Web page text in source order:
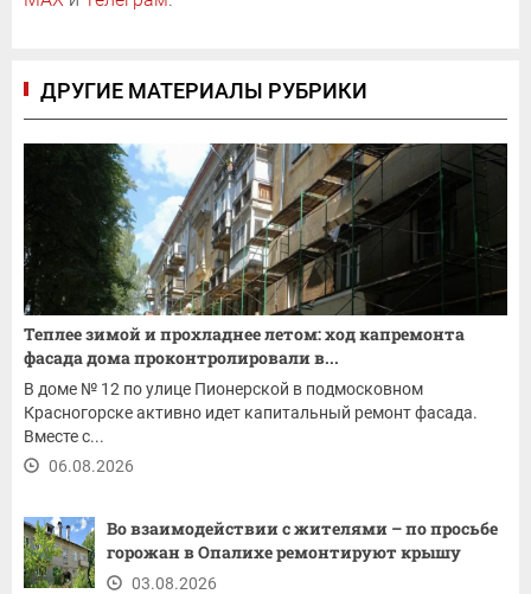
ДРУГИЕ МАТЕРИАЛЫ РУБРИКИ
Теплее зимой и прохладнее летом: ход капремонта
фасада дома проконтролировали в...
В доме № 12 по улице Пионерской в подмосковном
Красногорске активно идет капитальный ремонт фасада.
Вместе с...
06.08.2026
Во взаимодействии с жителями – по просьбе
горожан в Опалихе ремонтируют крышу
03.08.2026